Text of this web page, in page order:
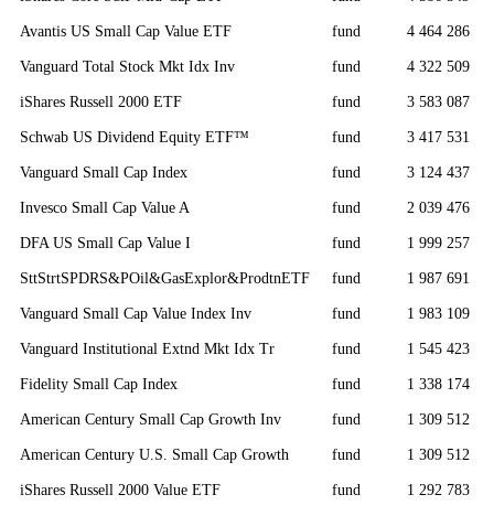
Avantis US Small Cap Value ETF fund 4 464 286
Vanguard Total Stock Mkt Idx Inv fund 4 322 509
iShares Russell 2000 ETF fund 3 583 087
Schwab US Dividend Equity ETF™ fund 3 417 531
Vanguard Small Cap Index fund 3 124 437
Invesco Small Cap Value A fund 2 039 476
DFA US Small Cap Value I fund 1 999 257
SttStrtSPDRS&POil&GasExplor&ProdtnETF fund 1 987 691
Vanguard Small Cap Value Index Inv fund 1 983 109
Vanguard Institutional Extnd Mkt Idx Tr fund 1 545 423
Fidelity Small Cap Index fund 1 338 174
American Century Small Cap Growth Inv fund 1 309 512
American Century U.S. Small Cap Growth fund 1 309 512
iShares Russell 2000 Value ETF fund 1 292 783